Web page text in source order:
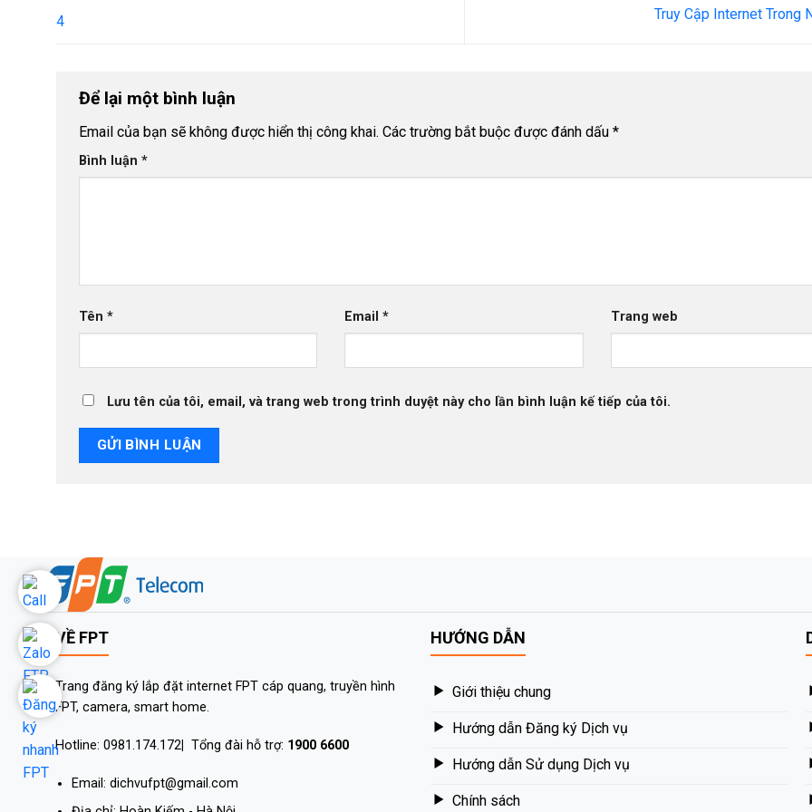
4
Truy Cập Internet Trong
Để lại một bình luận
Email của bạn sẽ không được hiển thị công khai. Các trường bắt buộc được đánh dấu *
Bình luận *
Tên * Email* Trang web
Lưu tên của tôi, email, và trang web trong trình duyệt này cho lần bình luận kế tiếp của tôi.
VỀ FPT
Trang đăng ký lắp đặt internet FPT cáp quang, truyền hình
FPT, camera, smart home.
Hotline: 0981.174.172| Tổng đài hỗ trợ: 1900 6600
Email: dichvufpt@gmail.com
HƯỚNG DẪN
Giới thiệu chung
Hướng dẫn Đăng ký Dịch vụ
Hướng dẫn Sử dụng Dịch vụ
Chính sách